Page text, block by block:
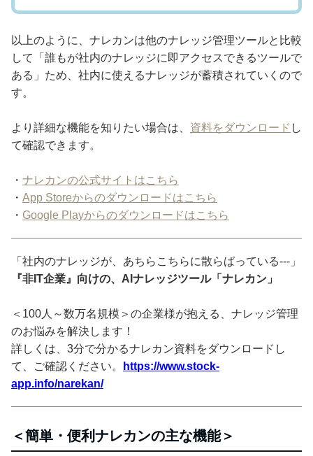
以上のように、ナレカンは他のナレッジ管理ツールと比較
して「誰もが社内のナレッジに即アクセスできるツールで
ある」ため、社内に使えるナレッジが蓄積されていくので
す。
より詳細な機能を知りたい場合は、 資料をダウンロード し
て確認できます。
・ ナレカンの公式サイトはこちら
・ App Storeからのダウンロードはこちら
・ Google Playからのダウンロードはこちら
「社内のナレッジが、あちらこちらに散らばっている---」
『非IT企業』向けの、AIナレッジツール「ナレカン」
＜100人～数万名規模＞の企業様が抱える、ナレッジ管理
のお悩みを解決します！
詳しくは、3分で分かるナレカン資料をダウンロードし
て、ご確認ください。
https://www.stock-
app.info/narekan/
＜簡単・便利ナレカンの主な機能＞